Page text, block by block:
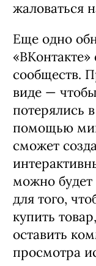
жаловаться
Еще одно
«ВКонтакте»
сообществ.
виде —
потерялись
помощью
сможет
можно
для того,
купить
оставить
просмотра